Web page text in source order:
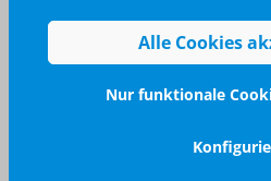
Wir glänzen für Sie
Alle Cookies
Nur funktionale